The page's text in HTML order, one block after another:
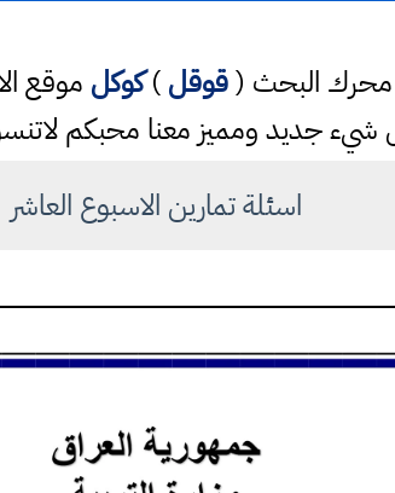
محرك البحث (قوقل)كوكل موقع
شيء جديد ومميز معنا محبكم
اسئلة تمارين الاسبوع العاشر